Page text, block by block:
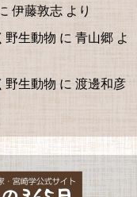
伊藤敦志 より
野生動物 に 青山郷 よ
野生動物 に 渡邊和彦